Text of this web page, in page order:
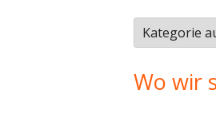
Themen
Wo wir